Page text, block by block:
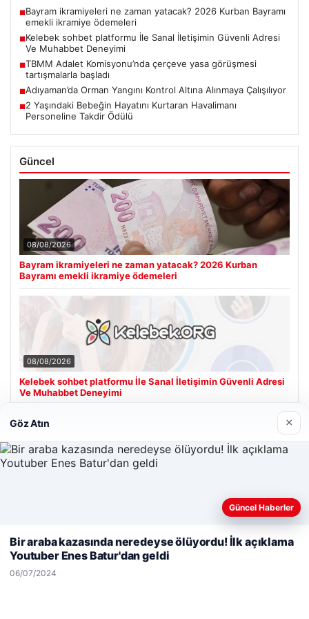
■Bayram ikramiyeleri ne zaman yatacak? 2026 Kurban Bayramı
emekli ikramiye ödemeleri
■Kelebek sohbet platformu İle Sanal İletişimin Güvenli Adresi
Ve Muhabbet Deneyimi
■TBMM Adalet Komisyonu’nda çerçeve yasa görüşmesi
tartışmalarla başladı
■Adıyaman’da Orman Yangını Kontrol Altına Alınmaya Çalışılıyor
■2 Yaşındaki Bebeğin Hayatını Kurtaran Havalimanı
Personeline Takdir Ödülü
Güncel
08/08/2026
Bayram ikramiyeleri ne zaman yatacak? 2026 Kurban
Bayramı emekli ikramiye ödemeleri
08/08/2026
Kelebek sohbet platformu İle Sanal İletişimin Güvenli Adresi
Ve Muhabbet Deneyimi
Son Eklenen Firmalar
Web sitemizi nasıl kullandığınızı daha iyi anlayabilmek,
kullanıyoruz.Çerez Politikamız
Göz Atın ×
Güncel Haberler
Bir araba kazasında neredeyse ölüyordu! İlk açıklama
Youtuber Enes Batur'dan geldi
06/07/2024